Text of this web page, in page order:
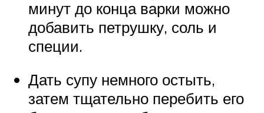
минут до конца варки можно
добавить петрушку, соль и
специи.
Дать супу немного остыть,
затем тщательно перебить его